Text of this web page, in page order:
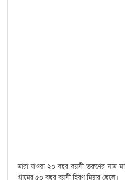
মারা যাওয়া ২০ বছর বয়সী ‍তরুণের নাম
গ্রামের ৫০ বছর বয়সী হিরণ মিয়ার ছেলে।